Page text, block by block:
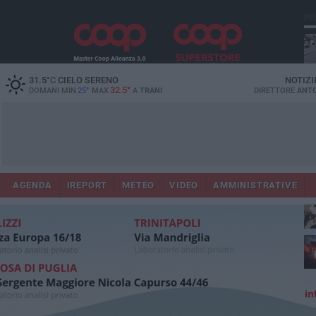
31.5°CCIELO SERENO
DOMANI MIN 25° MAX 32.5° A TRANI DIRETTORE
AGENDA IREPORT METEO VIDEO AMMINISTRATIVE